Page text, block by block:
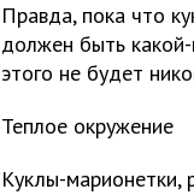
Правда, пока что
должен быть
этого не будет
Теплое окружение
Куклы-марионетки,